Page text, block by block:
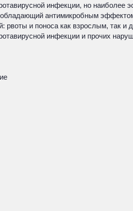
инфекции, но
антимикробным
рвоты и поноса как взрослым, так и
инфекции и прочих